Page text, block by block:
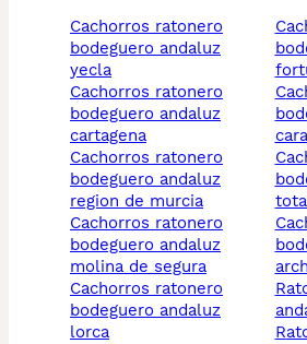
cachorros ratonero
bodeguero andaluz
yecla
cachorros ratonero
bodeguero andaluz
cartagena
cachorros ratonero
bodeguero andaluz
region de murcia
cachorros ratonero
bodeguero andaluz
molina de segura
cachorros ratonero
bodeguero andaluz
lorca
cachorros ratonero
cachorros ratonero
cachorros ratonero
cachorros ratonero
ratonero bodeguero
ratonero bodeguero